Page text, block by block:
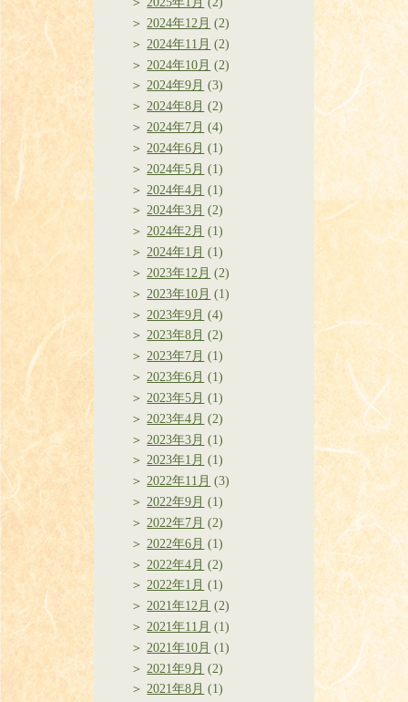
2024年12月 (2)
2024年11月 (2)
2024年10月 (2)
2024年9月 (3)
2024年8月 (2)
2024年7月 (4)
2024年6月 (1)
2024年5月 (1)
2024年4月 (1)
2024年3月 (2)
2024年2月 (1)
2024年1月 (1)
2023年12月 (2)
2023年10月 (1)
2023年9月 (4)
2023年8月 (2)
2023年7月 (1)
2023年6月 (1)
2023年5月 (1)
2023年4月 (2)
2023年3月 (1)
2023年1月 (1)
2022年11月 (3)
2022年9月 (1)
2022年7月 (2)
2022年6月 (1)
2022年4月 (2)
2022年1月 (1)
2021年12月 (2)
2021年11月 (1)
2021年10月 (1)
2021年9月 (2)
2021年8月 (1)